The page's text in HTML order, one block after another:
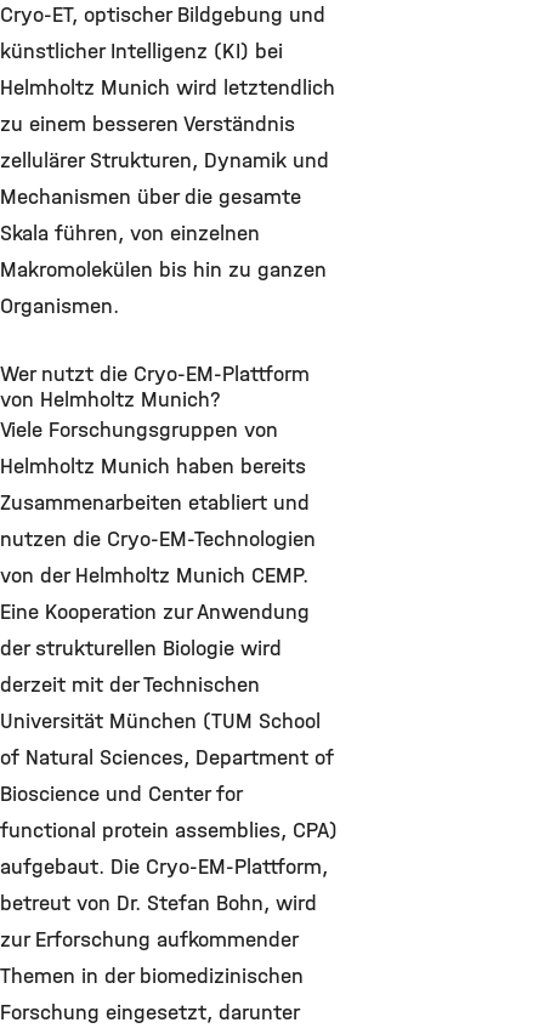
Cryo-ET, optischer Bildgebung und
künstlicher Intelligenz (KI) bei
Helmholtz Munich wird letztendlich
zu einem besseren Verständnis
zellulärer Strukturen, Dynamik und
Mechanismen über die gesamte
Skala führen, von einzelnen
Makromolekülen bis hin zu ganzen
Organismen.
Wer nutzt die Cryo-EM-Plattform
von Helmholtz Munich?
Viele Forschungsgruppen von
Helmholtz Munich haben bereits
Zusammenarbeiten etabliert und
nutzen die Cryo-EM-Technologien
von der Helmholtz Munich CEMP.
Eine Kooperation zur Anwendung
der strukturellen Biologie wird
derzeit mit der Technischen
Universität München (TUM School
of Natural Sciences, Department of
Bioscience und Center for
functional protein assemblies, CPA)
aufgebaut. Die Cryo-EM-Plattform,
betreut von Dr. Stefan Bohn, wird
zur Erforschung aufkommender
Themen in der biomedizinischen
Forschung eingesetzt, darunter